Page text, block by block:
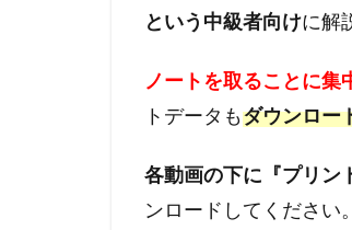
という中級者向けに解
ノートを取ることに集
トデータもダウンロー
各動画の下に『プリン
ンロードしてください。